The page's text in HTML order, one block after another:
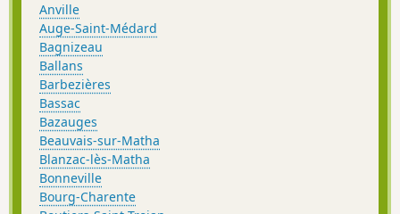
Anville
Auge-Saint-Médard
Bagnizeau
Ballans
Barbezières
Bassac
Bazauges
Beauvais-sur-Matha
Blanzac-lès-Matha
Bonneville
Bourg-Charente